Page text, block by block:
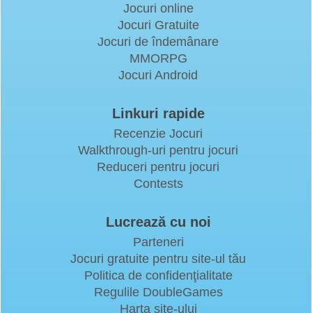
Jocuri online
Jocuri Gratuite
Jocuri de îndemânare
MMORPG
Jocuri Android
Linkuri rapide
Recenzie Jocuri
Walkthrough-uri pentru jocuri
Reduceri pentru jocuri
Contests
Lucrează cu noi
Parteneri
Jocuri gratuite pentru site-ul tău
Politica de confidenţialitate
Regulile DoubleGames
Harta site-ului